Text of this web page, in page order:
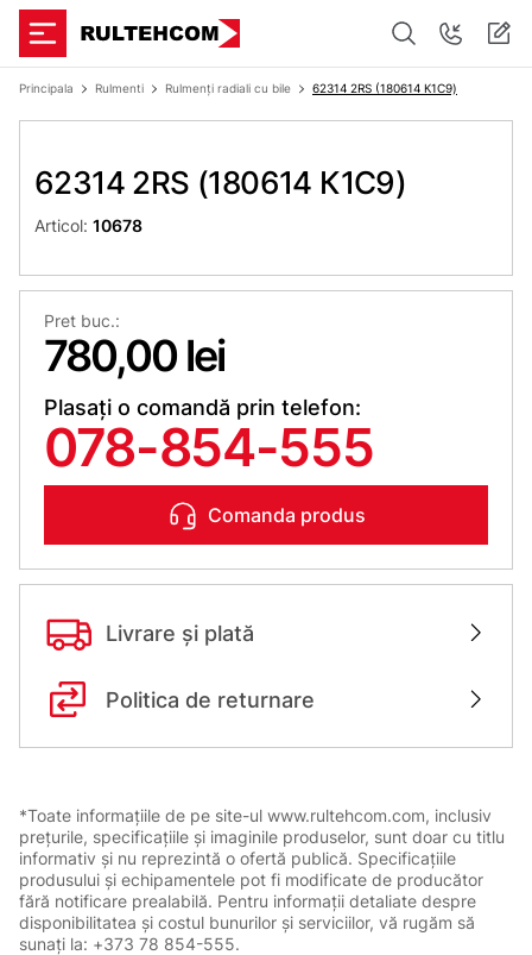
Principala Rulmenti Rulmenți radiali cu bile 62314 2RS (180614 К1С9)
62314 2RS (180614 К1С9)
Articol: 10678
Pret buc.:
780,00 lei
Plasați o comandă prin telefon:
078-854-555
Comanda produs
Livrare și plată
Politica de returnare
*Toate informațiile de pe site-ul www.rultehcom.com, inclusiv
prețurile, specificațiile și imaginile produselor, sunt doar cu titlu
informativ și nu reprezintă o ofertă publică. Specificațiile
produsului și echipamentele pot fi modificate de producător
fără notificare prealabilă. Pentru informații detaliate despre
disponibilitatea și costul bunurilor și serviciilor, vă rugăm să
sunați la: +373 78 854-555.